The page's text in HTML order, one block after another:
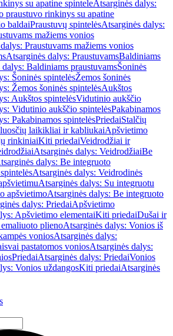
su apatine spinteleAtsarginės dalys:
praustuvo rinkinys su apatine
baldaiPraustuvų spintelėsAtsarginės dalys:
mažiems vonios
Praustuvams mažiems vonios
Atsarginės dalys: PraustuvamsBaldiniams
dalys: Baldiniams praustuvamsŠoninės
Šoninės spintelėsŽemos šoninės
Žemos šoninės spintelėsAukštos
Aukštos spintelėsVidutinio aukščio
Vidutinio aukščio spintelėsPakabinamos
Pakabinamos spintelėsPriedaiStalčių
laikikliai ir kabliukaiApšvietimo
rinkiniaiKiti priedaiVeidrodžiai ir
Atsarginės dalys: VeidrodžiaiBe
dalys: Be integruoto
Atsarginės dalys: Veidrodinės
Atsarginės dalys: Su integruotu
apšvietimoAtsarginės dalys: Be integruoto
dalys: PriedaiApšvietimo
Apšvietimo elementaiKiti priedaiDušai ir
plienoAtsarginės dalys: Vonios iš
voniosAtsarginės dalys:
pastatomos voniosAtsarginės dalys:
PriedaiAtsarginės dalys: PriedaiVonios
Vonios uždangosKiti priedaiAtsarginės